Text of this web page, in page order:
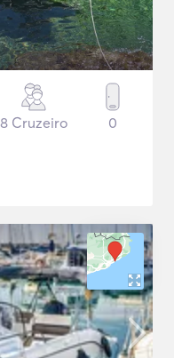
8 Cruzeiro 0